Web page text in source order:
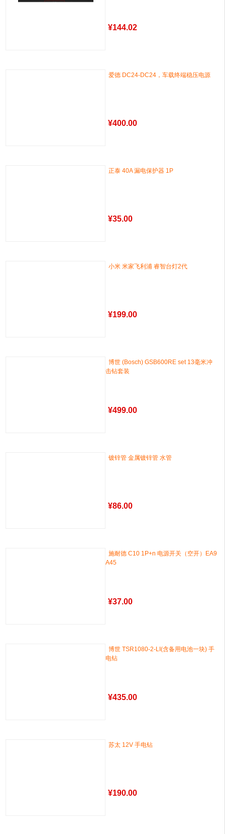
¥144.02
爱德 DC24-DC24，车载终端稳压电源
¥400.00
正泰 40A 漏电保护器 1P
¥35.00
小米 米家飞利浦 睿智台灯2代
¥199.00
博世 (Bosch) GSB600RE set 13毫米冲
击钻套装
¥499.00
镀锌管 金属镀锌管 水管
¥86.00
施耐德 C10 1P+n 电源开关（空开）EA9
A45
¥37.00
博世 TSR1080-2-LI(含备用电池一块) 手
电钻
¥435.00
苏太 12V 手电钻
¥190.00